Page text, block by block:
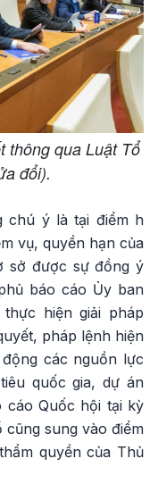
thông qua Luật Tổ
đổi).
chú ý là tại điểm h
vụ, quyền hạn của
sở được sự đồng ý
báo cáo Ủy ban
hiện giải pháp
pháp lệnh hiện
các nguồn lực
quốc gia, dự án
cáo Quốc hội tại kỳ
cũng sung vào điểm
quyền của Thủ